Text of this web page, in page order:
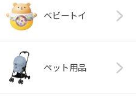
ベビートイ
ペット用品